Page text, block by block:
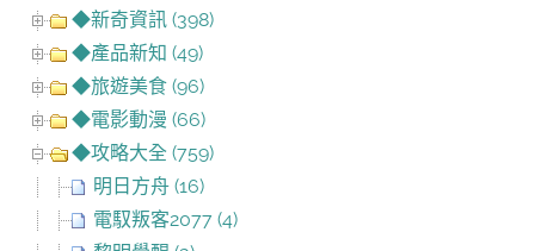
◆新奇資訊 (398)
◆產品新知 (49)
◆旅遊美食 (96)
◆電影動漫 (66)
◆攻略大全 (759)
明日方舟 (16)
電馭叛客2077 (4)